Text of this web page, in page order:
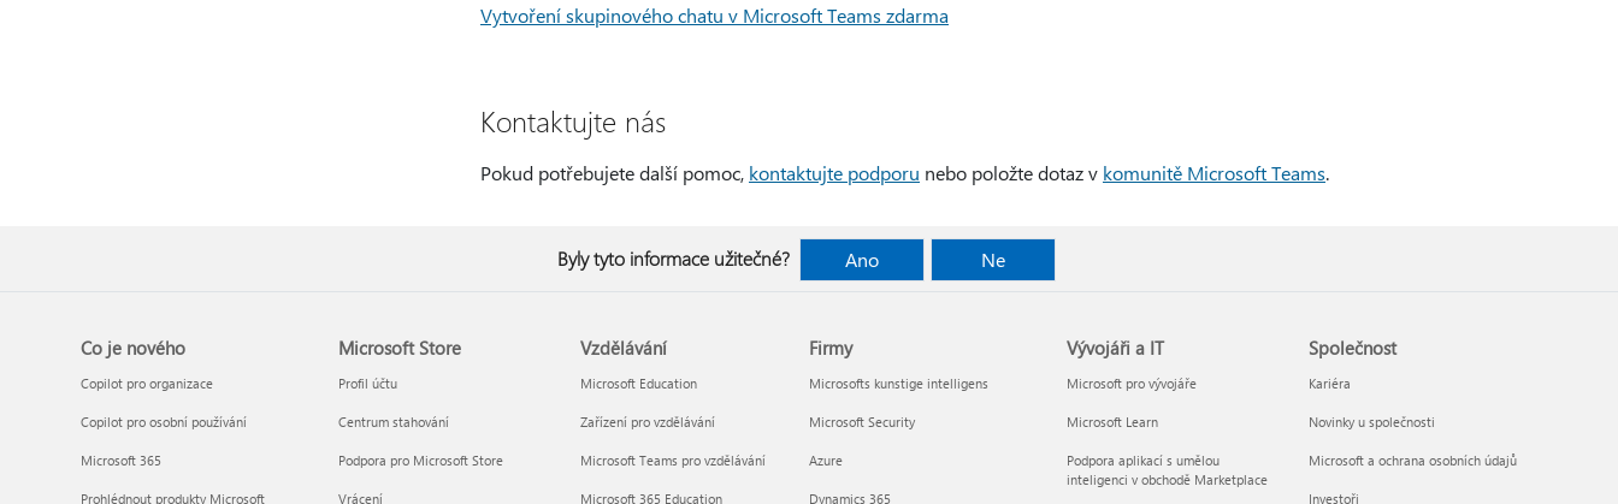
Vytvoření skupinového chatu v Microsoft Teams zdarma
Kontaktujte nás
Pokud potřebujete další pomoc, kontaktujte podporu nebo položte dotaz v komunitě Microsoft Teams.
Byly tyto informace užitečné? Ano Ne
Co je nového
Copilot pro organizace
Copilot pro osobní používání
Microsoft 365
Prohlédnout produkty Microsoft
Microsoft Store
Profil účtu
Centrum stahování
Podpora pro Microsoft Store
Vrácení
Vzdělávání
Microsoft Education
Zařízení pro vzdělávání
Microsoft Teams pro vzdělávání
Microsoft 365 Education
Firmy
Microsofts kunstige intelligens
Microsoft Security
Azure
Dynamics 365
Vývojáři a IT
Microsoft pro vývojáře
Microsoft Learn
Podpora aplikací s umělou
inteligenci v obchodě Marketplace
Společnost
Kariéra
Novinky u společnosti
Microsoft a ochrana osobních údajů
Investoři